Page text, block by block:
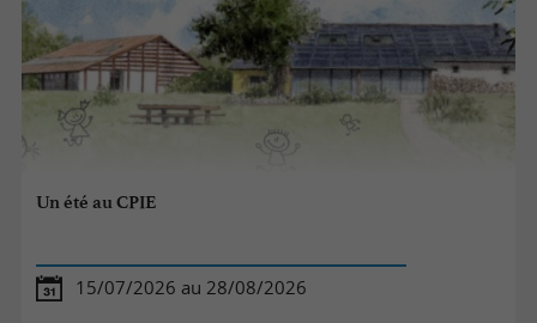
Un été au CPIE
15/07/2026 au 28/08/2026